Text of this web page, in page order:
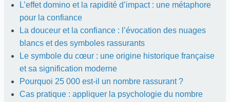
L’effet domino et la rapidité d’impact : une métaphore
pour la confiance
La douceur et la confiance : l’évocation des nuages
blancs et des symboles rassurants
Le symbole du cœur : une origine historique française
et sa signification moderne
Pourquoi 25 000 est-il un nombre rassurant ?
Cas pratique : appliquer la psychologie du nombre